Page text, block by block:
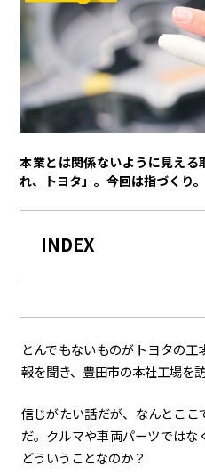
トヨタイ
経営
スポーツ
TOYOTA GAZOO Racing
ヤリス e-Palette
カーボンニュートラル 水素エンジン
水素 Woven City
本業とは関係ないように見え
れ、トヨタ」。今回は指づくり
INDEX
とんでもないものがトヨタの
報を聞き、豊田市の本社工場を訪
信じがたい話だが、なんとこ
だ。クルマや車両パーツでは
どういうことなのか？